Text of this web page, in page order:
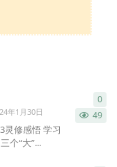
年1月30日 49
修感悟 学习
个“大”...
0